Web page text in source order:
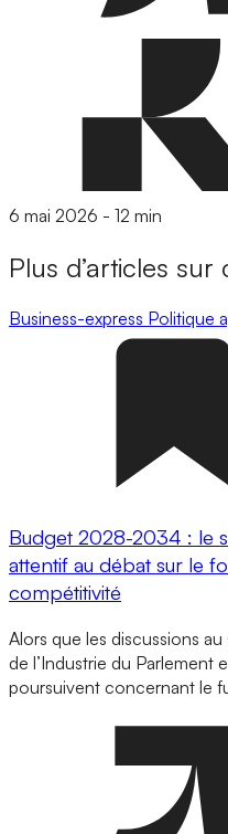
6 mai 2026 - 12 min
Plus d’articles sur
Business-express Politique
Budget 2028-2034 : le
attentif au débat sur le
compétitivité
Alors que les discussions
de l’Industrie du Parlement
poursuivent concernant le